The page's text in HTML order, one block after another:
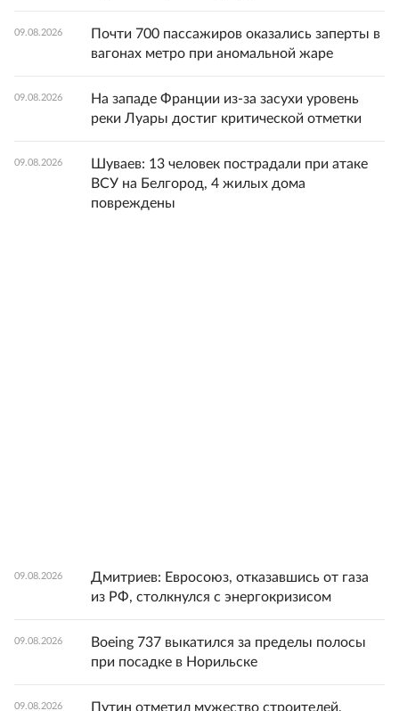
09.08.2026
Почти 700 пассажиров оказались заперты в
вагонах метро при аномальной жаре
09.08.2026
На западе Франции из-за засухи уровень
реки Луары достиг критической отметки
09.08.2026
Шуваев: 13 человек пострадали при атаке
ВСУ на Белгород, 4 жилых дома
повреждены
09.08.2026
Дмитриев: Евросоюз, отказавшись от газа
из РФ, столкнулся с энергокризисом
09.08.2026
Boeing 737 выкатился за пределы полосы
при посадке в Норильске
09.08.2026
Путин отметил мужество строителей,